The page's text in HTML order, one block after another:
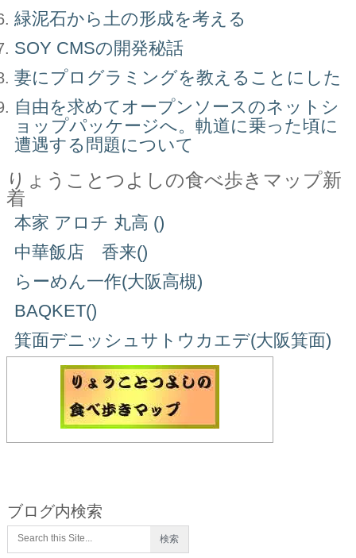
緑泥石から土の形成を考える
SOY CMSの開発秘話
妻にプログラミングを教えることにした
自由を求めてオープンソースのネットシ
ョップパッケージへ。軌道に乗った頃に
遭遇する問題について
りょうことつよしの食べ歩きマップ新
着
本家 アロチ 丸高 ()
中華飯店 香来()
らーめん一作(大阪高槻)
BAQKET()
箕面デニッシュサトウカエデ(大阪箕面)
ブログ内検索